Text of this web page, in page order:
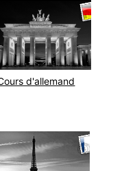
d'allemand